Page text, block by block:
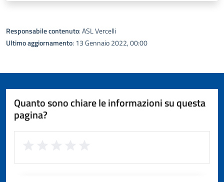
Responsabile contenuto: ASL Vercelli
Ultimo aggiornamento: 13 Gennaio 2022, 00:00
Quanto sono chiare le informazioni su questa
pagina?